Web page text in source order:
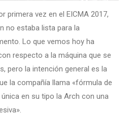
primera vez en el EICMA 2017,
no estaba lista para la
Lo que vemos hoy ha
respecto a la máquina que se
pero la intención general es la
la compañía llama «fórmula de
en su tipo la Arch con una